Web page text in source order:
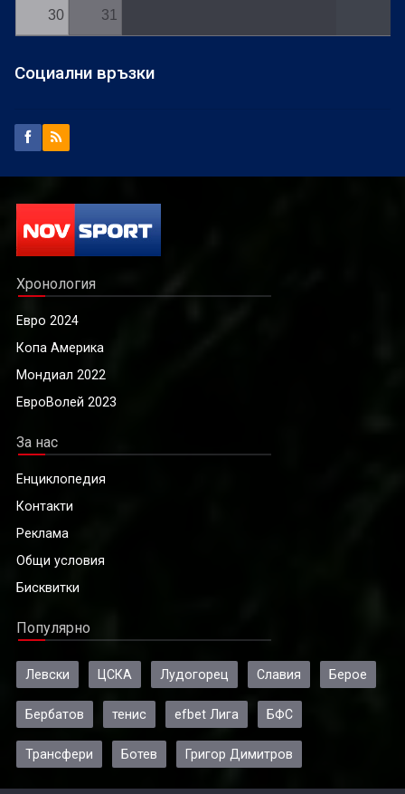
30 31
Социални връзки
Хронология
Евро 2024
Копа Америка
Мондиал 2022
ЕвроВолей 2023
За нас
Енциклопедия
Контакти
Реклама
Общи условия
Бисквитки
Популярно
Левски ЦСКА Лудогорец Славия Берое
Бербатов тенис efbet Лига БФС
Трансфери Ботев Григор Димитров